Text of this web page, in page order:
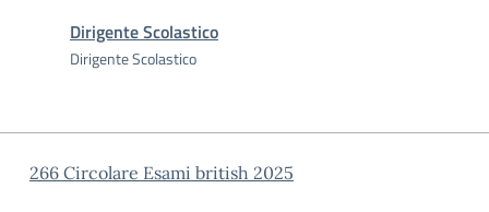
Dirigente Scolastico
Dirigente Scolastico
266 Circolare Esami british 2025